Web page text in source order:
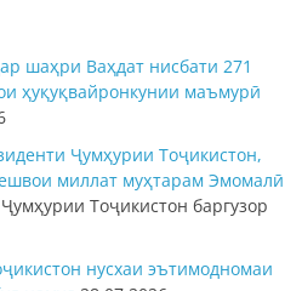
шаҳри Ваҳдат нисбати 271
ҳуқуқвайронкунии маъмурӣ
Ҷумҳурии Тоҷикистон,
миллат муҳтарам Эмомалӣ
Тоҷикистон баргузор
нусхаи эътимодномаи